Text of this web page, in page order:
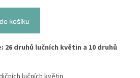
košíku
druhů lučních květin a 10 druhů